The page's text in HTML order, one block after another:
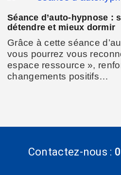
Séance d’auto-hypnose :
détendre et mieux dormir
Grâce à cette séance
vous pourrez vous
espace ressource »,
changements positifs…
Contactez-nous :